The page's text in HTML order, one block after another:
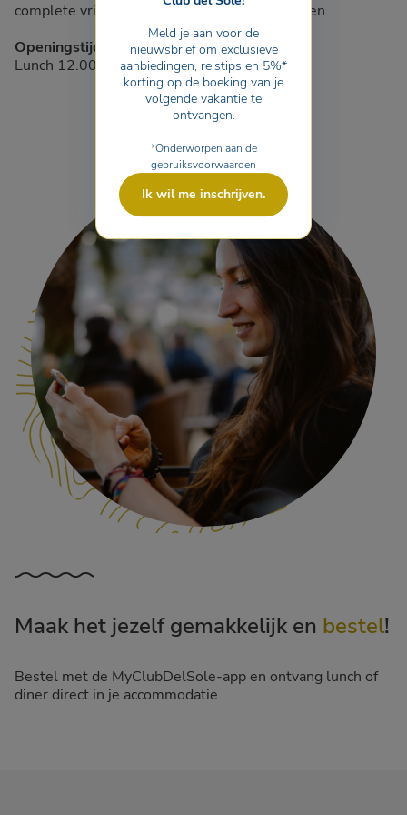
complete vrijheid van hun diner willen genieten.
Openingstijden afhaalservice
Lunch 12.00 - 21.00 uur
Maak het jezelf gemakkelijk en bestel!
Bestel met de MyClubDelSole-app en ontvang lunch of
diner direct in je accommodatie
Meld je aan voor de
nieuwsbrief om exclusieve
aanbiedingen, reistips en 5%*
korting op de boeking van je
volgende vakantie te
ontvangen.
*Onderworpen aan de
gebruiksvoorwaarden
Ik wil me inschrijven.